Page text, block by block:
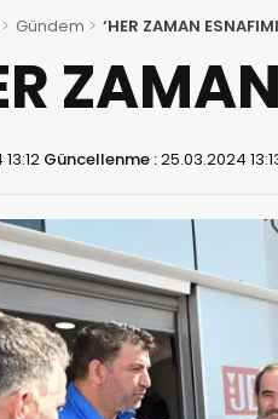
Gündem ‘HER ZAMAN
Güncellenme :25.03.2024